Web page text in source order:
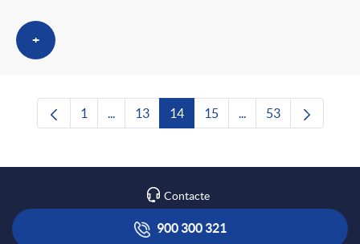
+
Pàgina
1 ...Pàgines intermèdies Utilitzeu TAB per
Pàgina
13 Pàgina
14 Pàgina
15 ...Pàgines intermèdies
Pàgina
53
Contacte
900 300 321